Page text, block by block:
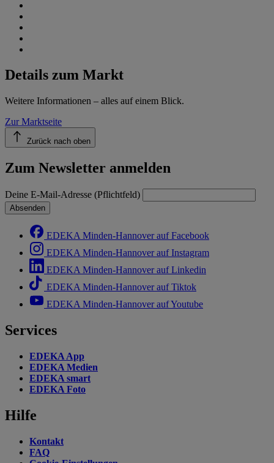
Details zum Markt
Weitere Informationen – alles auf einem Blick.
Zur Marktseite
Zurück nach oben
Zum Newsletter anmelden
Deine E-Mail-Adresse (Pflichtfeld)
Absenden
EDEKA Minden-Hannover auf Facebook
EDEKA Minden-Hannover auf Instagram
EDEKA Minden-Hannover auf Linkedin
EDEKA Minden-Hannover auf Tiktok
EDEKA Minden-Hannover auf Youtube
Services
EDEKA App
EDEKA Medien
EDEKA smart
EDEKA Foto
Hilfe
Kontakt
FAQ